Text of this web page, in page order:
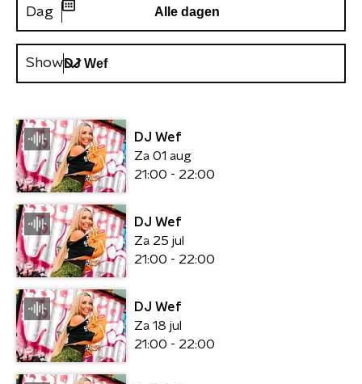
Dag Alle dagen
Show
DJ Wef
Za 01 aug
21:00 - 22:00
DJ Wef
Za 25 jul
21:00 - 22:00
DJ Wef
Za 18 jul
21:00 - 22:00